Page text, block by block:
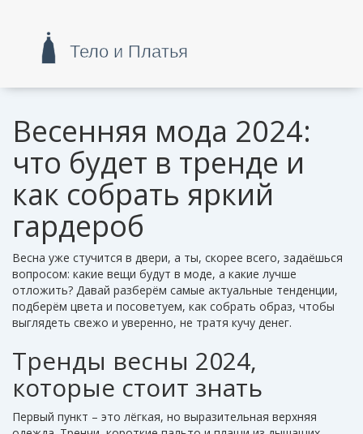
Весенняя мода 2024:
что будет в тренде и
как собрать яркий
гардероб
Весна уже стучится в двери, а ты, скорее всего, задаёшься
вопросом: какие вещи будут в моде, а какие лучше
отложить? Давай разберём самые актуальные тенденции,
подберём цвета и посоветуем, как собрать образ, чтобы
выглядеть свежо и уверенно, не тратя кучу денег.
Тренды весны 2024,
которые стоит знать
Первый пункт – это лёгкая, но выразительная верхняя